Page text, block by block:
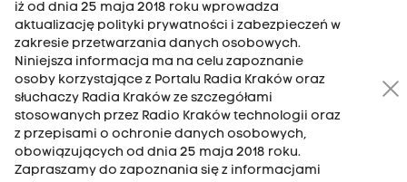
RADIO KRAKÓW SA. Aleja Juliusza Słowackiego 22, 30-007
Kraków
Antena: 12 200 33 33
iż od dnia 25 maja 2018 roku wprowadza
aktualizację polityki prywatności i zabezpieczeń w
zakresie przetwarzania danych osobowych.
Niniejsza informacja ma na celu zapoznanie
osoby korzystające z Portalu Radia Kraków oraz
słuchaczy Radia Kraków ze szczegółami
stosowanych przez Radio Kraków technologii oraz
z przepisami o ochronie danych osobowych,
obowiązujących od dnia 25 maja 2018 roku.
Zapraszamy do zapoznania się z informacjami